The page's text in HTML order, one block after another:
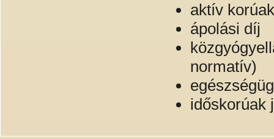
aktív
ápolási díj
normatív)
időskorúak